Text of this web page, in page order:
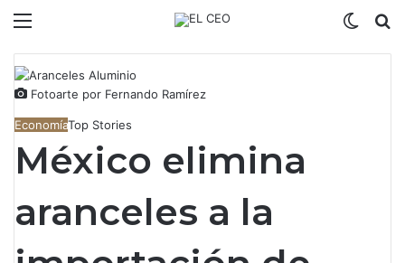
Fotoarte por Fernando Ramírez
EconomíaTop Stories
México elimina
aranceles a la